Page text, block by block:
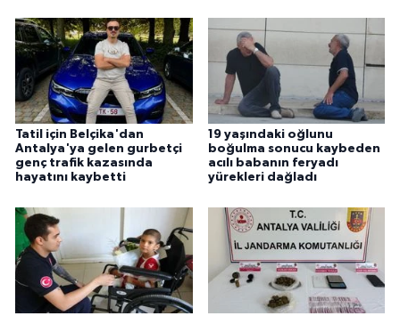
Tatil için Belçika'dan
Antalya'ya gelen gurbetçi
genç trafik kazasında
hayatını kaybetti
19 yaşındaki oğlunu
boğulma sonucu kaybeden
acılı babanın feryadı
yürekleri dağladı